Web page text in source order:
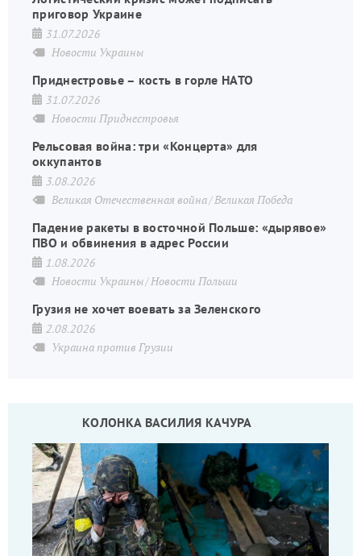
приговор Украине
31.07.2026
Новости Украины
Приднестровье – кость в горле НАТО
31.07.2026
Новости Приднестровья
Рельсовая война: три «Концерта» для
оккупантов
3.08.2026
Великая Отечественная война Великая Победа
Падение ракеты в восточной Польше: «дырявое»
ПВО и обвинения в адрес России
1.08.2026
Новости Украины Новости Польши
Грузия не хочет воевать за Зеленского
2.08.2026
Украина против Грузии
КОЛОНКА ВАСИЛИЯ КАЧУРА